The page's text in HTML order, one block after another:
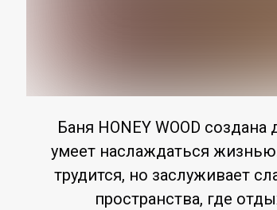
Баня HONEY WOOD создана
умеет наслаждаться
трудится, но заслуживает
пространства, где